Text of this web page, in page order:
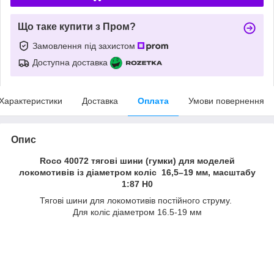
Що таке купити з Пром?
Замовлення під захистом
Доступна доставка
Доставка Оплата Умови повернення
Опис
Roco 40072 тягові шини (гумки) для моделей
локомотивів із діаметром коліс 16,5–19 мм, масштабу
1:87 H0
Тягові шини для локомотивів постійного струму.
Для коліс діаметром 16.5-19 мм